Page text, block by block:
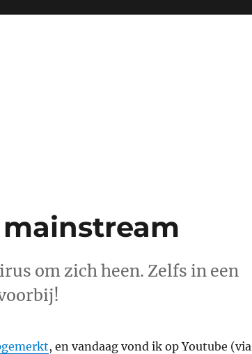
om zich heen. Zelfs in een
, en vandaag vond ik op Youtube (via